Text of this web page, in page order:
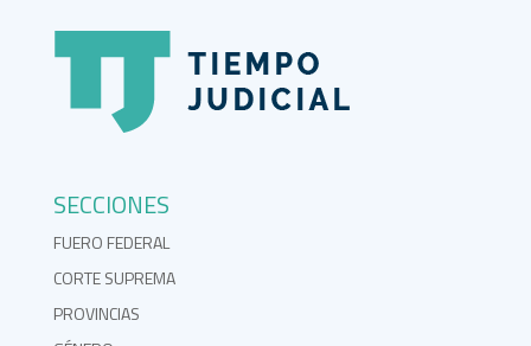
SECCIONES
FUERO FEDERAL
CORTE SUPREMA
PROVINCIAS